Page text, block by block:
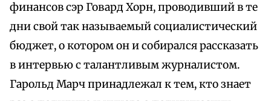
финансов сэр Говард Хорн, проводивший в те
дни свой так называемый социалистический
бюджет, о котором он и собирался рассказать
в интервью с талантливым журналистом.
Гарольд Марч принадлежал к тем, кто знает